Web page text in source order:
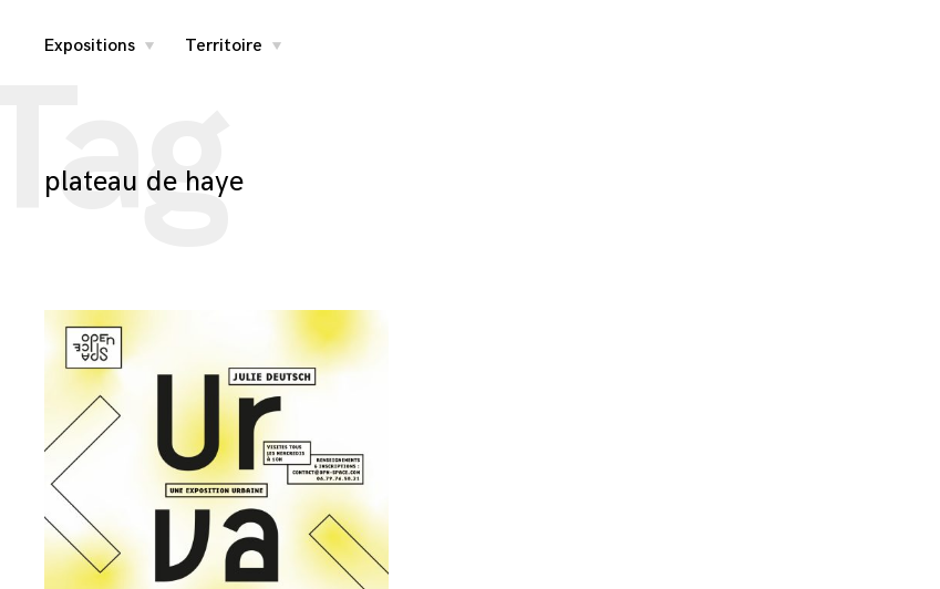
Skip
Expositions
toggle
Territoire
toggle
plateau de haye